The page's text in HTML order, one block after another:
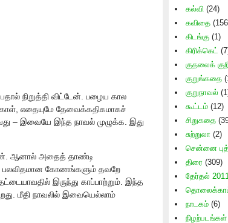
நிறுத்தி விட்டேன். பழைய கால
எதையுமே தேவைக்கதிகமாகச்
– இவையே இந்த நாவல் முழுக்க. இது
ஆனால் அதைத் தாண்டி
பலவிதமான கோணங்களும் தவறே
இருந்து காப்பாற்றும். இந்த
மீதி நாவலில் இவையெல்லாம்
கல்வி(24)
கவிதை
கிடங்கு(1)
கிரிக்கெட்
குதலைக்
குறுங்கதை
குறுநாவல்
கூட்டம்(12)
சிறுகதை
சுற்றுலா (2)
சென்னை
திரை (309)
தேர்தல்
நாடகம்(6)
நிழற்படங்கள்